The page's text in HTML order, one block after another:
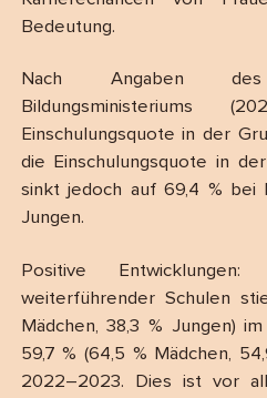
Bedeutung.
Nach Angaben des
Bildungsministeriums
Einschulungsquote in der
die Einschulungsquote in
sinkt jedoch auf 69,4 % bei
Jungen.
Positive Entwicklungen:
weiterführender Schulen
Mädchen, 38,3 % Jungen)
59,7 % (64,5 % Mädchen,
2022–2023. Dies ist vor